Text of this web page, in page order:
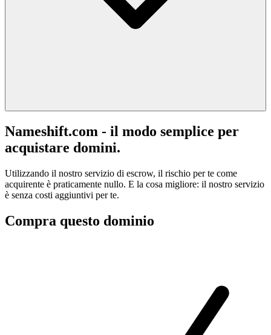
Nameshift.com - il modo semplice per
acquistare domini.
Utilizzando il nostro servizio di escrow, il rischio per te come
acquirente è praticamente nullo. E la cosa migliore: il nostro servizio
è senza costi aggiuntivi per te.
Compra questo dominio